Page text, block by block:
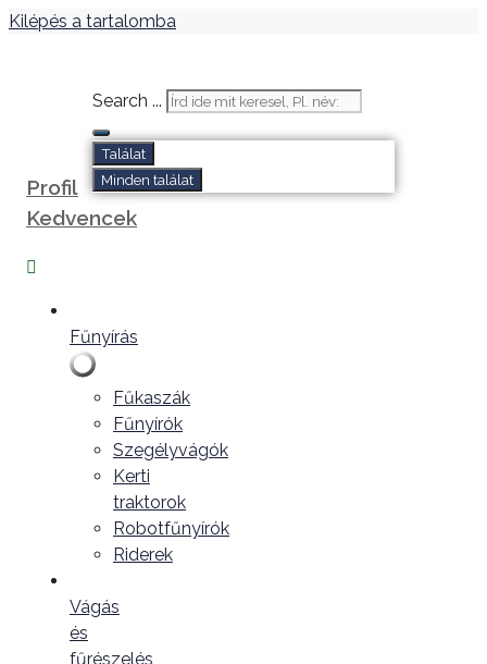
Kilépés a tartalomba
Search ...
Találat
Minden találat
Profil
Kedvencek
Fűnyírás
Fűkaszák
Fűnyírók
Szegélyvágók
Kerti
traktorok
Robotfűnyírók
Riderek
Vágás
és
fűrészelés